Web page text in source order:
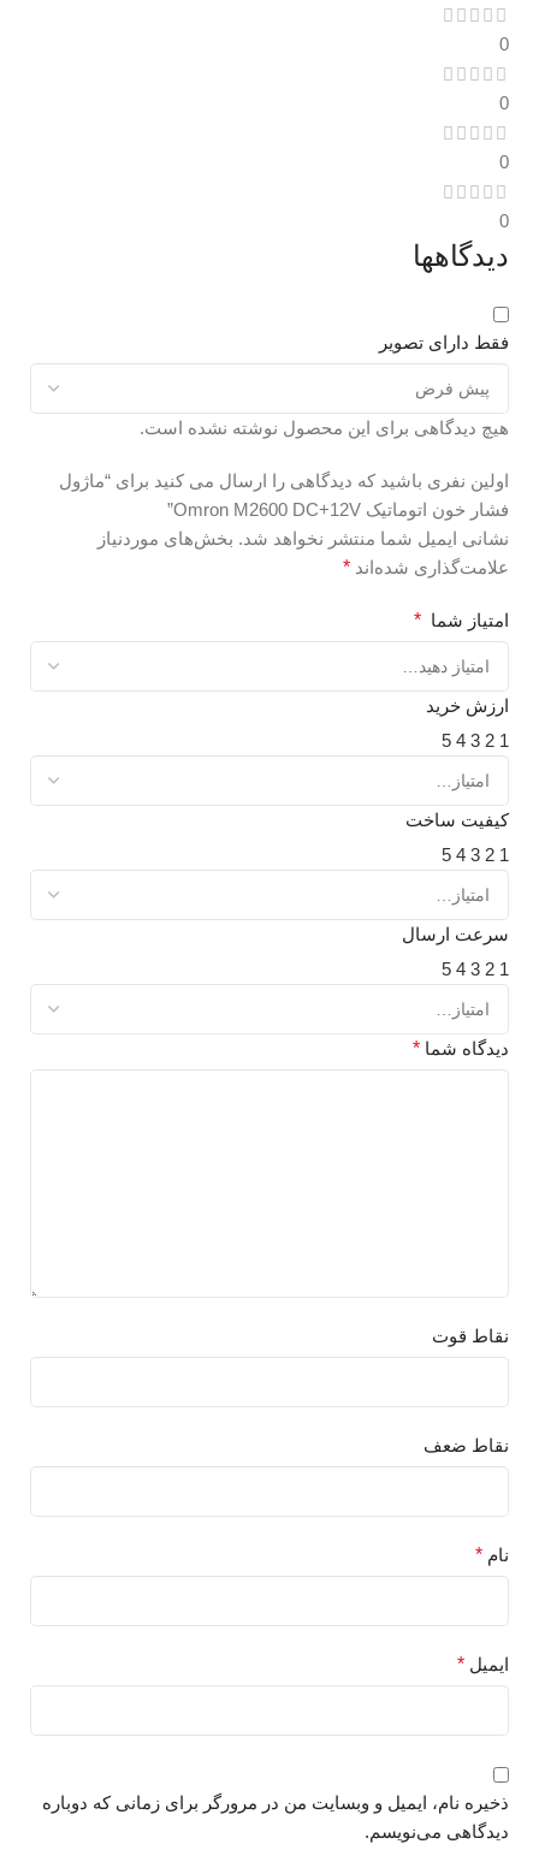
0
0
0
0
دیدگاهها
فقط دارای تصویر
هیچ دیدگاهی برای این محصول نوشته نشده است.
اولین نفری باشید که دیدگاهی را ارسال می کنید برای “ماژول
فشار خون اتوماتیک Omron M2600 DC+12V”
نشانی ایمیل شما منتشر نخواهد شد. بخش‌های موردنیاز
علامت‌گذاری شده‌اند *
امتیاز شما *
ارزش خرید
1
2
3
4
5
کیفیت ساخت
1
2
3
4
5
سرعت ارسال
1
2
3
4
5
دیدگاه شما *
نقاط قوت
نقاط ضعف
نام *
ایمیل *
ذخیره نام، ایمیل و وبسایت من در مرورگر برای زمانی که دوباره
دیدگاهی می‌نویسم.